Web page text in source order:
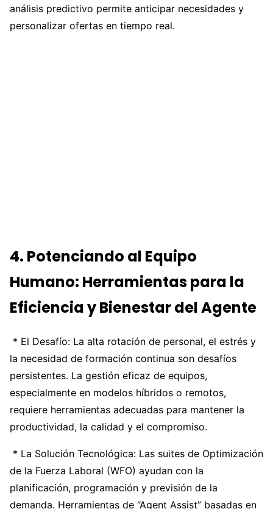
análisis predictivo permite anticipar necesidades y
personalizar ofertas en tiempo real.
4. Potenciando al Equipo
Humano: Herramientas para la
Eficiencia y Bienestar del Agente
* El Desafío: La alta rotación de personal, el estrés y
la necesidad de formación continua son desafíos
persistentes. La gestión eficaz de equipos,
especialmente en modelos híbridos o remotos,
requiere herramientas adecuadas para mantener la
productividad, la calidad y el compromiso.
* La Solución Tecnológica: Las suites de Optimización
de la Fuerza Laboral (WFO) ayudan con la
planificación, programación y previsión de la
demanda. Herramientas de “Agent Assist” basadas en